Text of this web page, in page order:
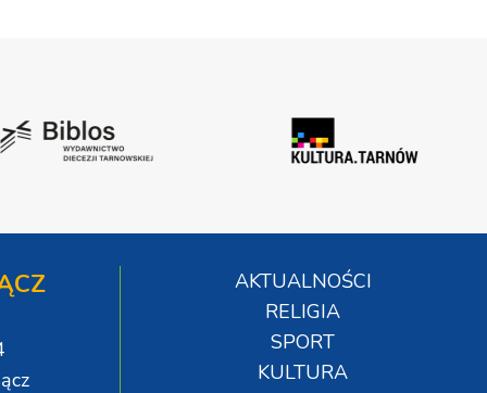
AKTUALNOŚCI
RELIGIA
SPORT
KULTURA